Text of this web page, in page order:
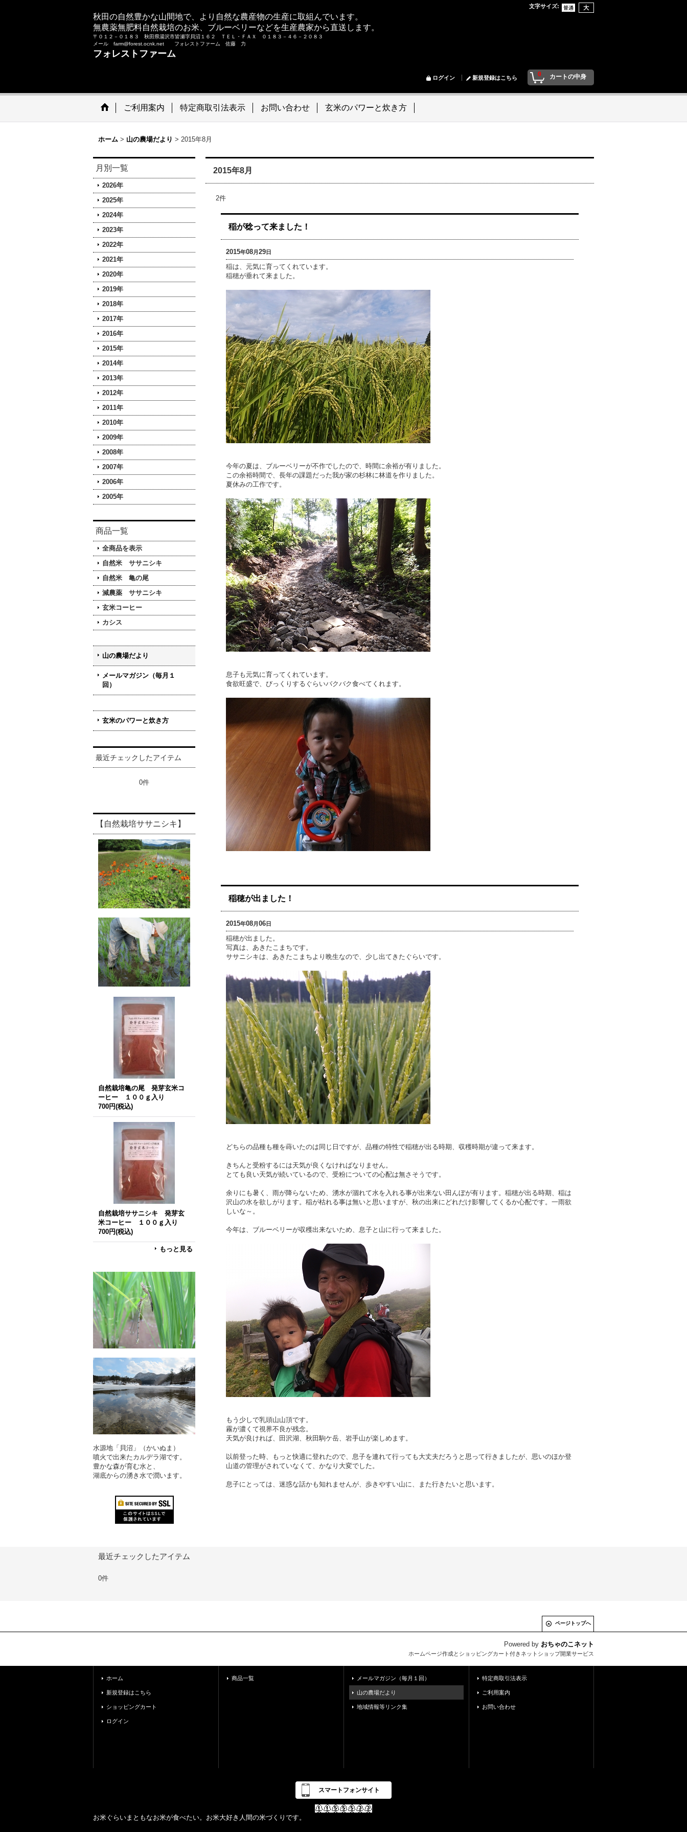
秋田の自然豊かな山間地で、より自然な農産物の生産に取組んでいます。
無農薬無肥料自然栽培のお米、ブルーベリーなどを生産農家から直送します。
〒０１２－０１８３ 秋田県湯沢市皆瀬字貝沼１６２ ＴＥＬ・ＦＡＸ ０１８３－４６－２０８３
メール farm@forest.ocnk.net フォレストファーム 佐藤 力
文字サイズ:
フォレストファーム
0 カートの中身
ログイン 新規登録はこちら
ご利用案内 特定商取引法表示 お問い合わせ 玄米のパワーと炊き方
ホーム > 山の農場だより > 2015年8月
月別一覧
2026年
2025年
2024年
2023年
2022年
2021年
2020年
2019年
2018年
2017年
2016年
2015年
2014年
2013年
2012年
2011年
2010年
2009年
2008年
2007年
2006年
2005年
商品一覧
全商品を表示
自然米 ササニシキ
自然米 亀の尾
減農薬 ササニシキ
玄米コーヒー
カシス
山の農場だより
メールマガジン（毎月１
回）
玄米のパワーと炊き方
最近チェックしたアイテム
0件
【自然栽培ササニシキ】
自然栽培亀の尾 発芽玄米コ
ーヒー １００ｇ入り
700円(税込)
自然栽培ササニシキ 発芽玄
米コーヒー １００ｇ入り
700円(税込)
もっと見る
水源地「貝沼」（かいぬま）
噴火で出来たカルデラ湖です。
豊かな森が育む水と、
湖底からの湧き水で潤います。
2015年8月
2件
稲が稔って来ました！
2015年08月29日
稲は、元気に育ってくれています。
稲穂が垂れて来ました。
今年の夏は、ブルーベリーが不作でしたので、時間に余裕が有りました。
この余裕時間で、長年の課題だった我が家の杉林に林道を作りました。
夏休みの工作です。
息子も元気に育ってくれています。
食欲旺盛で、びっくりするぐらいバクバク食べてくれます。
稲穂が出ました！
2015年08月06日
稲穂が出ました。
写真は、あきたこまちです。
ササニシキは、あきたこまちより晩生なので、少し出てきたぐらいです。
どちらの品種も種を蒔いたのは同じ日ですが、品種の特性で稲穂が出る時期、収穫時期が違って来ます。
きちんと受粉するには天気が良くなければなりません。
とても良い天気が続いているので、受粉についての心配は無さそうです。
余りにも暑く、雨が降らないため、湧水が涸れて水を入れる事が出来ない田んぼが有ります。稲穂が出る時期、稲は
沢山の水を欲しがります。稲が枯れる事は無いと思いますが、秋の出来にどれだけ影響してくるか心配です。一雨欲
しいな～。
今年は、ブルーベリーが収穫出来ないため、息子と山に行って来ました。
もう少しで乳頭山山頂です。
霧が濃くて視界不良が残念。
天気が良ければ、田沢湖、秋田駒ケ岳、岩手山が楽しめます。
以前登った時、もっと快適に登れたので、息子を連れて行っても大丈夫だろうと思って行きましたが、思いのほか登
山道の管理がされていなくて、かなり大変でした。
息子にとっては、迷惑な話かも知れませんが、歩きやすい山に、また行きたいと思います。
最近チェックしたアイテム
0件
ページトップへ
Powered by おちゃのこネット
ホームページ作成とショッピングカート付きネットショップ開業サービス
ホーム
新規登録はこちら
ショッピングカート
ログイン
商品一覧 メールマガジン（毎月１回）
山の農場だより
地域情報等リンク集
特定商取引法表示
ご利用案内
お問い合わせ
スマートフォンサイト
お米ぐらいまともなお米が食べたい。お米大好き人間の米づくりです。